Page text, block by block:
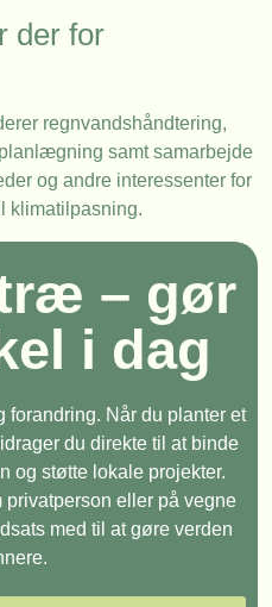
der for
regnvandshåndtering,
samt samarbejde
og andre interessenter for
klimatilpasning.
– gør
i dag
forandring. Når du planter et
du direkte til at binde
og støtte lokale projekter.
privatperson eller på vegne
med til at gøre verden